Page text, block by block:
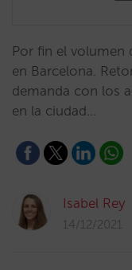
Por fin el volumen
en Barcelona.
demanda con los
en la ciudad…
Isabel Rey
14/12/2021